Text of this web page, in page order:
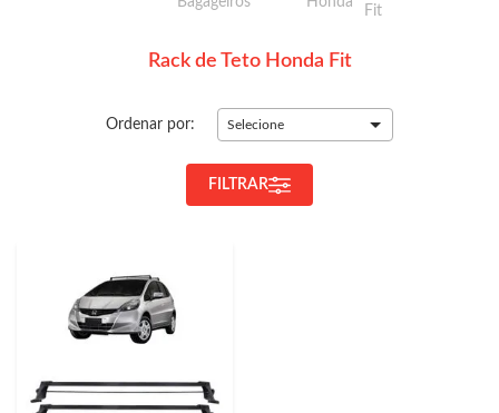
Fit
Rack de Teto Honda Fit
Ordenar por: Selecione
FILTRAR